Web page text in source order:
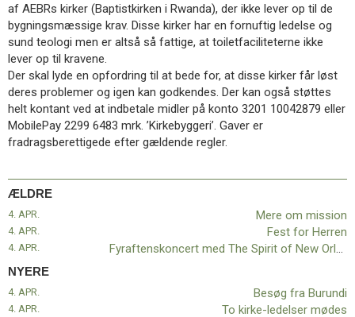
9.0:
Forside
10.0:
Nyheder
11.0:
Kalender
12.0:
Inspiration
13.0:
Værktøjskassen
14.0:
Mission
15.0:
Om
BaptistKirken
16.0:
Kontakt
indlæg:
fra
BurundiForrige
indlæg:
Mere
om
mission
af AEBRs kirker (Baptistkirken i Rwanda), der ikke lever op til de
bygningsmæssige krav. Disse kirker har en fornuftig ledelse og
sund teologi men er altså så fattige, at toiletfaciliteterne ikke
lever op til kravene.
Der skal lyde en opfordring til at bede for, at disse kirker får løst
deres problemer og igen kan godkendes. Der kan også støttes
helt kontant ved at indbetale midler på konto 3201 10042879 eller
MobilePay 2299 6483 mrk. ’Kirkebyggeri’. Gaver er
fradragsberettigede efter gældende regler.
ÆLDRE
4. APR. Mere om mission
4. APR. Fest for Herren
4. APR. Fyraftenskoncert med The Spirit of New Orleans
NYERE
Besøg fra Burundi
4. APR.
To kirke-ledelser mødes
4. APR.